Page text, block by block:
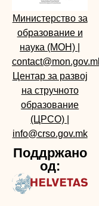
Министерство за
образование и
наука (МОН)
Центар за развој
на стручното
образование
(ЦРСО)
info@crso.gov.mk
Поддржано
од: